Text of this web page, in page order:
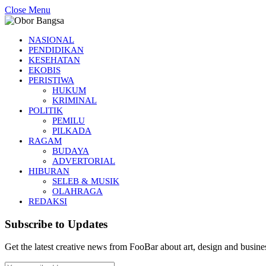
Close Menu
NASIONAL
PENDIDIKAN
KESEHATAN
EKOBIS
PERISTIWA
HUKUM
KRIMINAL
POLITIK
PEMILU
PILKADA
RAGAM
BUDAYA
ADVERTORIAL
HIBURAN
SELEB & MUSIK
OLAHRAGA
REDAKSI
Subscribe to Updates
Get the latest creative news from FooBar about art, design and